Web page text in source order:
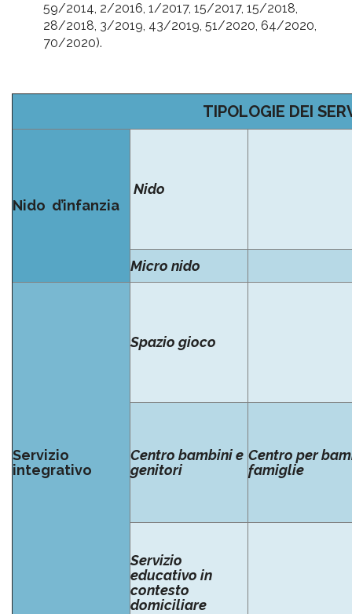
59/2014, 2/2016, 1/2017, 15/2017, 15/2018,
28/2018, 3/2019, 43/2019, 51/2020, 64/2020,
70/2020).
TIPOLOGIE DEI
Nido d’infanzia
Nido
Micro nido
Servizio
integrativo
Spazio gioco
Centro bambini e
genitori
Centro per
famiglie
Servizio
educativo in
contesto
domiciliare